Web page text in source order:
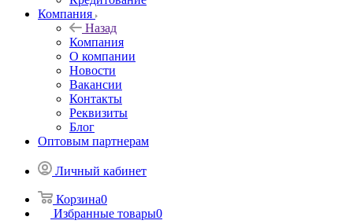
Компания
Назад
Компания
О компании
Новости
Вакансии
Контакты
Реквизиты
Блог
Оптовым партнерам
Личный кабинет
Корзина0
Избранные товары0